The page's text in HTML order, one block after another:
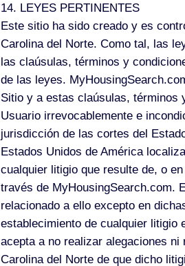
14. LEYES PERTINENTES
Este sitio ha sido creado y es
Carolina del Norte. Como tal, las
las claúsulas, términos y
de las leyes.
Sitio y a estas claúsulas, términos
Usuario irrevocablemente e
jurisdicción de las cortes del
Estados Unidos de América
cualquier litigio que resulte de, o
través de MyHousingSearch.com.
relacionado a ello excepto en
establecimiento de cualquier litigio
acepta a no realizar alegaciones
Carolina del Norte de que dicho